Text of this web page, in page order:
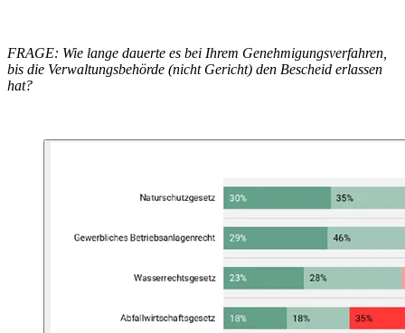
FRAGE: Wie lange dauerte es bei Ihrem Genehmigungsverfahren,
bis die Verwaltungsbehörde (nicht Gericht) den Bescheid erlassen
hat?